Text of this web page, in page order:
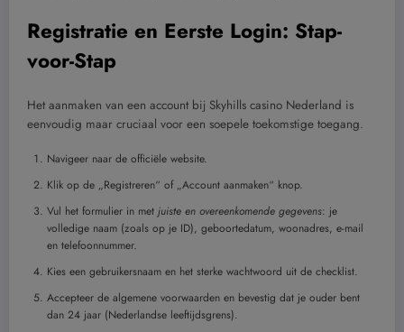
Registratie en Eerste Login: Stap-
voor-Stap
Het aanmaken van een account bij Skyhills casino Nederland is
eenvoudig maar cruciaal voor een soepele toekomstige toegang.
Navigeer naar de officiële website.
Klik op de „Registreren“ of „Account aanmaken“ knop.
Vul het formulier in met juiste en overeenkomende gegevens: je
volledige naam (zoals op je ID), geboortedatum, woonadres, e-mail
en telefoonnummer.
Kies een gebruikersnaam en het sterke wachtwoord uit de checklist.
Accepteer de algemene voorwaarden en bevestig dat je ouder bent
dan 24 jaar (Nederlandse leeftijdsgrens).